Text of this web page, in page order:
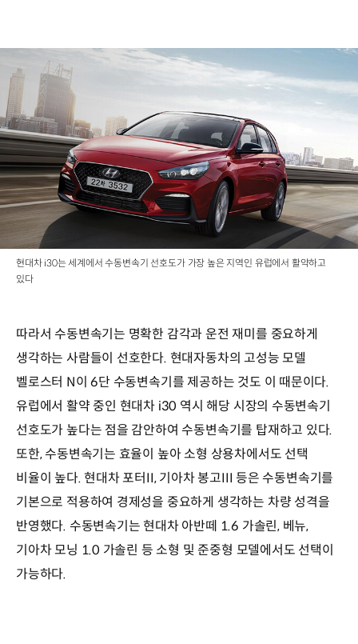
현대차 i30는 세계에서 수동변속기 선호도가 가장 높은 지역인 유럽에서 활약하고
있다
따라서 수동변속기는 명확한 감각과 운전 재미를 중요하게
생각하는 사람들이 선호한다. 현대자동차의 고성능 모델
벨로스터 N이 6단 수동변속기를 제공하는 것도 이 때문이다.
유럽에서 활약 중인 현대차 i30 역시 해당 시장의 수동변속기
선호도가 높다는 점을 감안하여 수동변속기를 탑재하고 있다.
또한, 수동변속기는 효율이 높아 소형 상용차에서도 선택
비율이 높다. 현대차 포터II, 기아차 봉고III 등은 수동변속기를
기본으로 적용하여 경제성을 중요하게 생각하는 차량 성격을
반영했다. 수동변속기는 현대차 아반떼 1.6 가솔린, 베뉴,
기아차 모닝 1.0 가솔린 등 소형 및 준중형 모델에서도 선택이
가능하다.